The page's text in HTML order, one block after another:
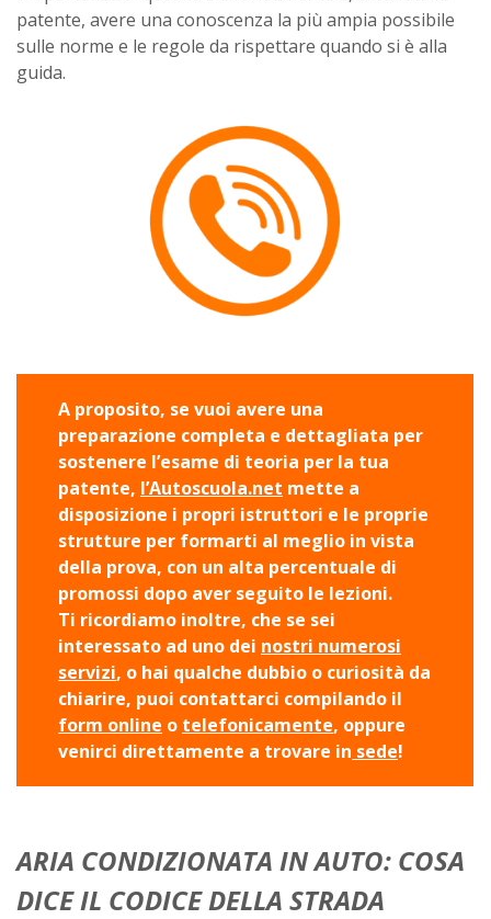
patente, avere una conoscenza la più ampia possibile
sulle norme e le regole da rispettare quando si è alla
guida.
A proposito, se vuoi avere una
preparazione completa e dettagliata per
sostenere l’esame di teoria per la tua
patente, l’Autoscuola.net mette a
disposizione i propri istruttori e le proprie
strutture per formarti al meglio in vista
della prova, con un alta percentuale di
promossi dopo aver seguito le lezioni.
Ti ricordiamo inoltre, che se sei
interessato ad uno dei nostri numerosi
servizi, o hai qualche dubbio o curiosità da
chiarire, puoi contattarci compilando il
form online o telefonicamente, oppure
venirci direttamente a trovare in sede!
ARIA CONDIZIONATA IN AUTO: COSA
DICE IL CODICE DELLA STRADA